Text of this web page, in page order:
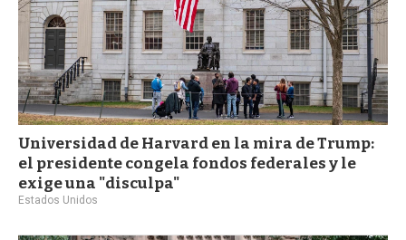
Universidad de Harvard en la mira de Trump:
el presidente congela fondos federales y le
exige una "disculpa"
Estados Unidos